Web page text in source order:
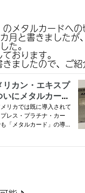
メタルカードへ
月と書きました
た。
おります。
ましたので、ご